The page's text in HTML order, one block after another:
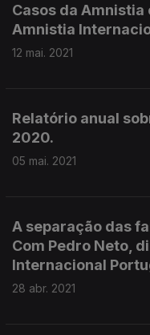
Casos da
Amnistia
12 mai. 2021
Relatório anual
2020.
05 mai. 2021
A separação das
Com Pedro Neto,
Internacional
28 abr. 2021